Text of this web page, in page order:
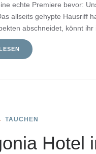
echte Premiere bevor:
allseits gehypte Hausriff
abschneidet, könnt
TAUCHEN
Hotel